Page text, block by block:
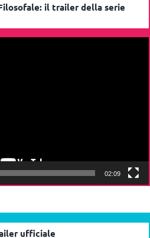
il trailer della serie
02:09
ufficiale